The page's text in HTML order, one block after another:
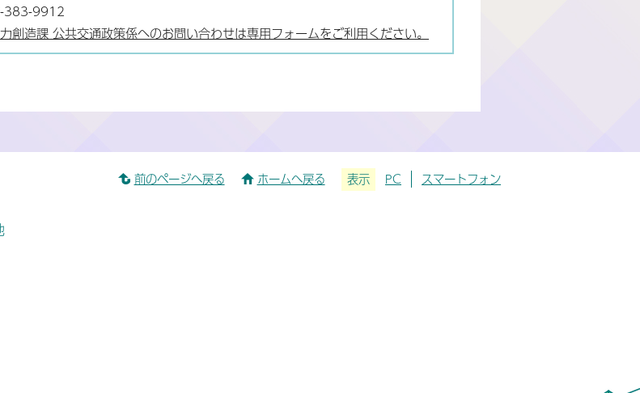
383-9912
創造課 公共交通政策係へのお問い合わせは専用フォームをご利用ください。
前のページへ戻る ホームへ戻る 表示 PC スマートフォン